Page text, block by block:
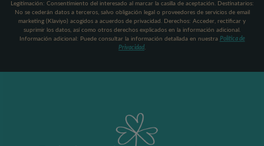
Legitimación: Consentimiento del interesado al marcar la casilla de aceptación. Destinatarios:
No se cederán datos a terceros, salvo obligación legal o proveedores de servicios de email
marketing (Klaviyo) acogidos a acuerdos de privacidad. Derechos: Acceder, rectificar y
suprimir los datos, así como otros derechos explicados en la información adicional.
Información adicional: Puede consultar la información detallada en nuestra Política de
Privacidad.